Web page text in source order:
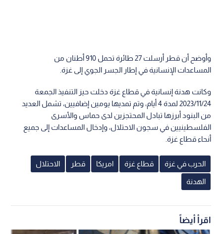
وأوضح أن قطر أرسلت 27 طائرة تحمل 910 أطنان من
المساعدات الإنسانية في إطار الجسر الجوي إلى غزة.
وكانت هدنة إنسانية في قطاع غزة دخلت حيز التنفيذ الجمعة
2023/11/24 لمدة 4 أيام، وتم تمديها يومين إضافيين، تشمل العديد
من البنود أبرزها تبادل المحتجزين لدى حماس والأسرى
الفلسطينيين في سجون الاحتلال، وإدخال المساعدات إلى جميع
أنحاء قطاع غزة.
الحرب في غزة قطاع غزة امريكا قطر الاحتلال
الهدنة
اقرأ أيضاً